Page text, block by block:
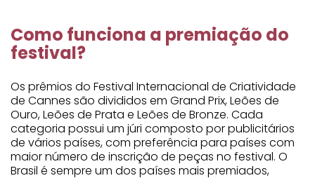
Como funciona a premiação do
festival?
Os prêmios do Festival Internacional de Criatividade
de Cannes são divididos em Grand Prix, Leões de
Ouro, Leões de Prata e Leões de Bronze. Cada
categoria possui um júri composto por publicitários
de vários países, com preferência para países com
maior número de inscrição de peças no festival. O
Brasil é sempre um dos países mais premiados,